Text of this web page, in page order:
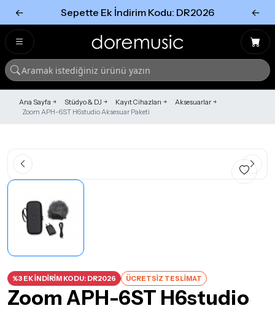
← Sepette Ek İndirim Kodu: DR2026 ←
Ana Sayfa Stüdyo & DJ Kayıt Cihazları
Aksesuarlar
Zoom APH-6ST H6studio Aksesuar Paketi
%3 EK İNDİRİM KODU: DR2026 ÜCRETSİZ TESLİMAT
Zoom APH-6ST H6studio
Tümünü Gör
Tümünü gör